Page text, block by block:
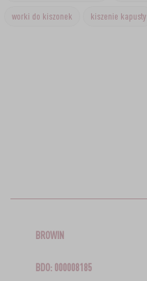
worki do kiszonek kiszenie kapusty
BROWIN
BDO: 000008185